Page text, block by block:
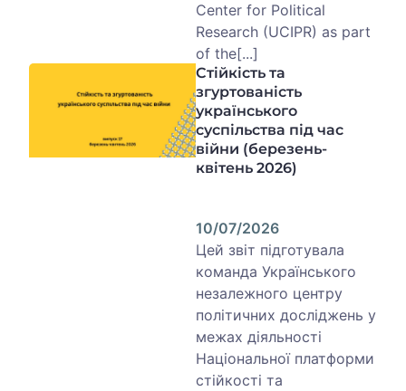
Center for Political
Research (UCIPR) as part
of the[...]
Стійкість та
згуртованість
українського
суспільства під час
війни (березень-
квітень 2026)
10/07/2026
Цей звіт підготувала
команда Українського
незалежного центру
політичних досліджень у
межах діяльності
Національної платформи
стійкості та